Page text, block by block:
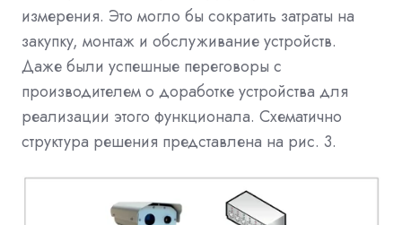
измерения. Это могло бы сократить затраты на
закупку, монтаж и обслуживание устройств.
Даже были успешные переговоры с
производителем о доработке устройства для
реализации этого функционала. Схематично
структура решения представлена на рис. 3.